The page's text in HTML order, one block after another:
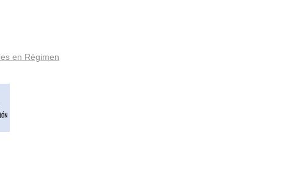
en Régimen